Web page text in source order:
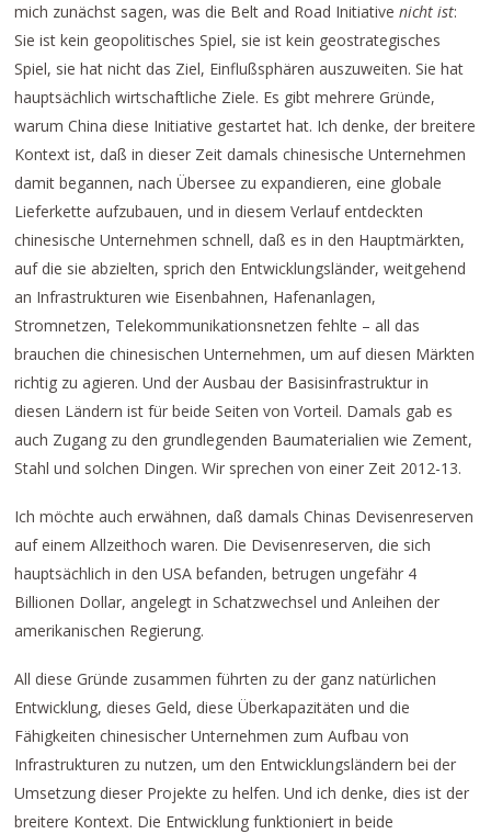
mich zunächst sagen, was die Belt and Road Initiativenichtist:
Sie ist kein geopolitisches Spiel, sie ist kein geostrategisches
Spiel, sie hat nicht das Ziel, Einflußsphären auszuweiten. Sie hat
hauptsächlich wirtschaftliche Ziele. Es gibt mehrere Gründe,
warum China diese Initiative gestartet hat. Ich denke, der breitere
Kontext ist, daß in dieser Zeit damals chinesische Unternehmen
damit begannen, nach Übersee zu expandieren, eine globale
Lieferkette aufzubauen, und in diesem Verlauf entdeckten
chinesische Unternehmen schnell, daß es in den Hauptmärkten,
auf die sie abzielten, sprich den Entwicklungsländer, weitgehend
an Infrastrukturen wie Eisenbahnen, Hafenanlagen,
Stromnetzen, Telekommunikationsnetzen fehlte – all das
brauchen die chinesischen Unternehmen, um auf diesen Märkten
richtig zu agieren. Und der Ausbau der Basisinfrastruktur in
diesen Ländern ist für beide Seiten von Vorteil. Damals gab es
auch Zugang zu den grundlegenden Baumaterialien wie Zement,
Stahl und solchen Dingen. Wir sprechen von einer Zeit 2012-13.
Ich möchte auch erwähnen, daß damals Chinas Devisenreserven
auf einem Allzeithoch waren. Die Devisenreserven, die sich
hauptsächlich in den USA befanden, betrugen ungefähr 4
Billionen Dollar, angelegt in Schatzwechsel und Anleihen der
amerikanischen Regierung.
All diese Gründe zusammen führten zu der ganz natürlichen
Entwicklung, dieses Geld, diese Überkapazitäten und die
Fähigkeiten chinesischer Unternehmen zum Aufbau von
Infrastrukturen zu nutzen, um den Entwicklungsländern bei der
Umsetzung dieser Projekte zu helfen. Und ich denke, dies ist der
breitere Kontext. Die Entwicklung funktioniert in beide